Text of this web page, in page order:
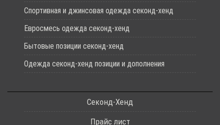
Спортивная и джинсовая одежда секонд-хенд
Евросмесь одежда секонд-хенд
Бытовые позиции секонд-хенд
Одежда секонд-хенд позиции и дополнения
Секонд-Хенд
Прайс лист